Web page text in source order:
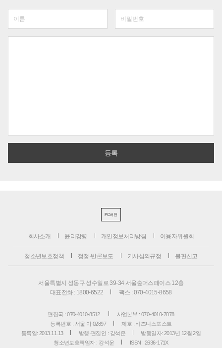
PC버전
회사소개 윤리강령 개인정보처리방침 이용자위원회
청소년보호정책 정정·반론보도 기사심의규정 불편신고
서울특별시 성동구 성수일로 39-34 서울숲더스페이스 12층
대표전화 : 1800-6522
팩스 : 070-4015-8658
편집국 : 070-4010-8512
사업본부 : 070-4010-7078
등록번호 : 서울 아 02897
제호 : 비즈니스포스트
등록일: 2013.11.13
발행·편집인 : 강석운
발행일자: 2013년 12월 2일
청소년보호책임자 : 강석운
ISSN : 2636-171X